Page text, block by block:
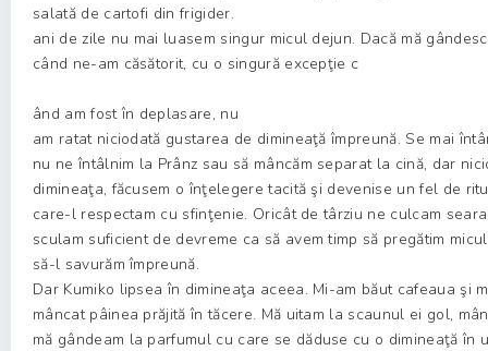
salată de cartofi din frigider.
ani de zile nu mai luasem singur micul dejun. Dacă mă
când ne-am căsătorit, cu o singură excepţie c
ând am fost în deplasare, nu
am ratat niciodată gustarea de dimineaţă împreună. Se mai
nu ne întâlnim la Prânz sau să mâncăm separat la cină, dar
dimineaţa, făcusem o înţelegere tacită şi devenise un fel de
care-l respectam cu sfinţenie. Oricât de târziu ne culcam
sculam suficient de devreme ca să avem timp să pregătim
să-l savurăm împreună.
Dar Kumiko lipsea în dimineaţa aceea. Mi-am băut cafeaua şi
mâncat pâinea prăjită în tăcere. Mă uitam la scaunul ei gol,
mă gândeam la parfumul cu care se dăduse cu o dimineaţă în